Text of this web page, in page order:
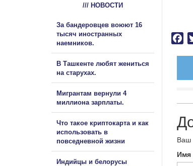
Ваш
Имя
/// НОВОСТИ
За бандеровцев воюют 16
тысяч иностранных
наемников.
В Ташкенте любят жениться
на старухах.
Мигрантам вернули 4
миллиона зарплаты.
Что такое криптокарта и как
использовать в
повседневной жизни
Индийцы и белорусы